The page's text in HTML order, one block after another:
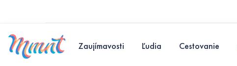
Zaujímavosti Ľudia Cestovanie